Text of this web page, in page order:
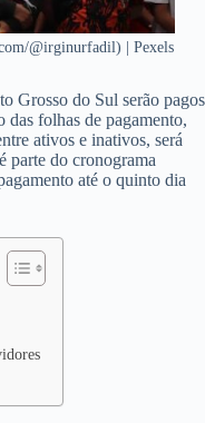
@irginurfadil) | Pexels
Grosso do Sul serão pagos
das folhas de pagamento,
ativos e inativos, será
parte do cronograma
até o quinto dia